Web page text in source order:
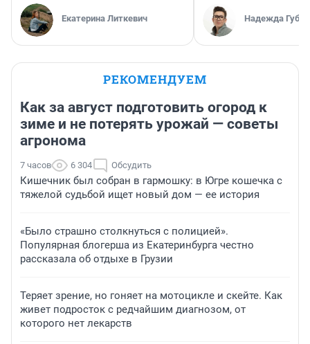
Екатерина Литкевич Надежда
РЕКОМЕНДУЕМ
Как за август подготовить огород к
зиме и не потерять урожай — советы
агронома
7 часов 6 304 Обсудить
Кишечник был собран в гармошку: в Югре кошечка с
тяжелой судьбой ищет новый дом — ее история
«Было страшно столкнуться с полицией».
Популярная блогерша из Екатеринбурга честно
рассказала об отдыхе в Грузии
Теряет зрение, но гоняет на мотоцикле и скейте. Как
живет подросток с редчайшим диагнозом, от
которого нет лекарств